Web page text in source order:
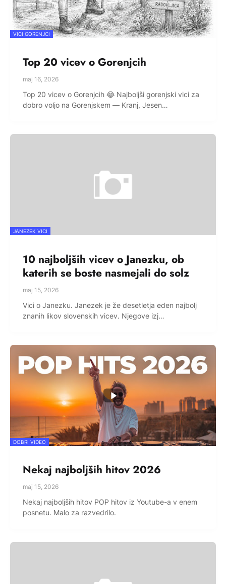
VICI GORENJCI
Top 20 vicev o Gorenjcih
maj 16, 2026
Top 20 vicev o Gorenjcih 😂 Najboljši gorenjski vici za
dobro voljo na Gorenjskem — Kranj, Jesen…
JANEZEK VICI
10 najboljših vicev o Janezku, ob
katerih se boste nasmejali do solz
maj 15, 2026
Vici o Janezku. Janezek je že desetletja eden najbolj
znanih likov slovenskih vicev. Njegove izj…
DOBRI VIDEO
Nekaj najboljših hitov 2026
maj 15, 2026
Nekaj najboljših hitov POP hitov iz Youtube-a v enem
posnetu. Malo za razvedrilo.